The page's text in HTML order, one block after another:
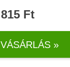
815 Ft
VÁSÁRLÁS »